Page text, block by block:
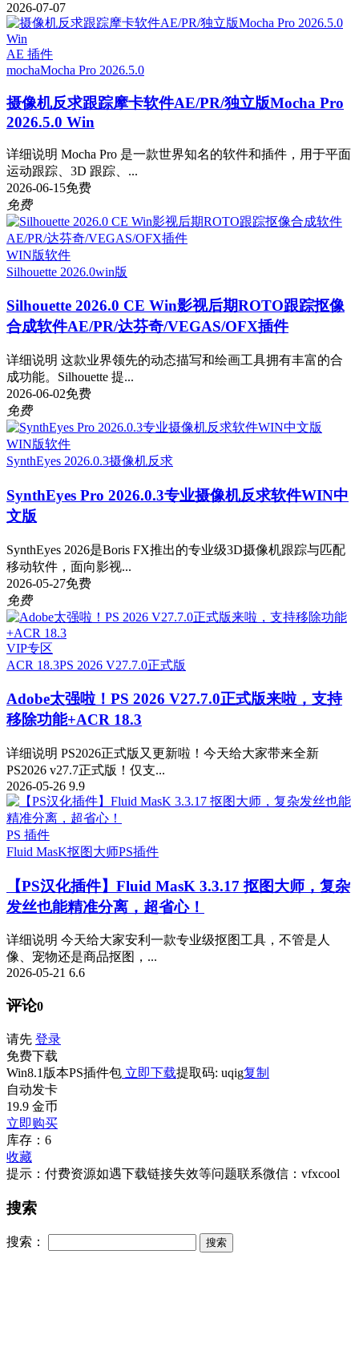
2026-07-07
AE 插件
mochaMocha Pro 2026.5.0
摄像机反求跟踪摩卡软件AE/PR/独立版Mocha Pro
2026.5.0 Win
详细说明 Mocha Pro 是一款世界知名的软件和插件，用于平面
运动跟踪、3D 跟踪、...
2026-06-15免费
免费
WIN版软件
Silhouette 2026.0win版
Silhouette 2026.0 CE Win影视后期ROTO跟踪抠像
合成软件AE/PR/达芬奇/VEGAS/OFX插件
详细说明 这款业界领先的动态描写和绘画工具拥有丰富的合
成功能。Silhouette 提...
2026-06-02免费
免费
WIN版软件
SynthEyes 2026.0.3摄像机反求
SynthEyes Pro 2026.0.3专业摄像机反求软件WIN中
文版
SynthEyes 2026是Boris FX推出的专业级3D摄像机跟踪与匹配
移动软件，面向影视...
2026-05-27免费
免费
VIP专区
ACR 18.3PS 2026 V27.7.0正式版
Adobe太强啦！PS 2026 V27.7.0正式版来啦，支持
移除功能+ACR 18.3
详细说明 PS2026正式版又更新啦！今天给大家带来全新
PS2026 v27.7正式版！仅支...
2026-05-26 9.9
PS 插件
Fluid MasK抠图大师PS插件
【PS汉化插件】Fluid MasK 3.3.17 抠图大师，复杂
发丝也能精准分离，超省心！
详细说明 今天给大家安利一款专业级抠图工具，不管是人
像、宠物还是商品抠图，...
2026-05-21 6.6
评论0
请先 登录
免费下载
Win8.1版本PS插件包 立即下载提取码: uqig复制
自动发卡
19.9 金币
立即购买
库存：6
收藏
提示：付费资源如遇下载链接失效等问题联系微信：vfxcool
搜索
搜索：